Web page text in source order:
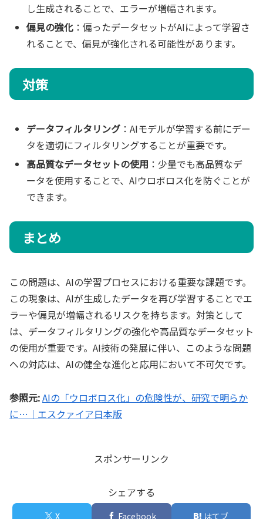
し生成されることで、エラーが増幅されます。
偏見の強化 ：偏ったデータセットがAIによって学習さ
れることで、偏見が強化される可能性があります。
対策
データフィルタリング ：AIモデルが学習する前にデー
タを適切にフィルタリングすることが重要です。
高品質なデータセットの使用 ：少量でも高品質なデ
ータを使用することで、AIウロボロス化を防ぐことが
できます。
まとめ
この問題は、AIの学習プロセスにおける重要な課題です。
この現象は、AIが生成したデータを再び学習することでエ
ラーや偏見が増幅されるリスクを持ちます。対策として
は、データフィルタリングの強化や高品質なデータセット
の使用が重要です。AI技術の発展に伴い、このような問題
への対応は、AIの健全な進化と応用において不可欠です。
参照元:AIの「ウロボロス化」の危険性が、研究で明らか
に…｜エスクァイア日本版
スポンサーリンク
シェアする
X Facebook はてブ